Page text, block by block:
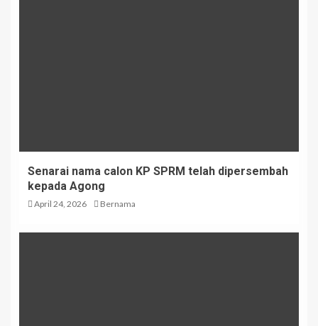
Senarai nama calon KP SPRM telah dipersembah
kepada Agong
April 24, 2026 Bernama